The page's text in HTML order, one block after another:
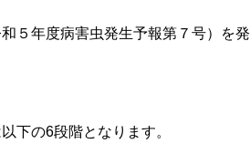
５年度病害虫発生予報第７号）を発
下の6段階となります。